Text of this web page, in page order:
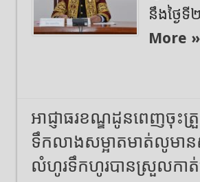
នឹងថ្ងៃ
More »
អាជ្ញាធរខណ្ឌដូនពេញចុះ
ទឹកលាងសម្អាតមាត់លូមាន
លំហូរទឹកហូរបានស្រួលកាត់